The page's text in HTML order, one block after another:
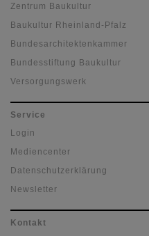
Zentrum Baukultur
Baukultur Rheinland-Pfalz
Bundesarchitektenkammer
Bundesstiftung Baukultur
Versorgungswerk
Service
Login
Mediencenter
Datenschutzerklärung
Newsletter
Kontakt